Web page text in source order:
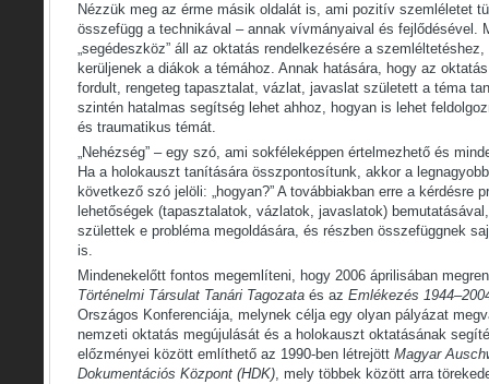
Nézzük meg az érme másik oldalát is, ami pozitív szemléletet
összefügg a technikával – annak vívmányaival és fejlődésével.
„segédeszköz” áll az oktatás rendelkezésére a
kerüljenek a diákok a témához. Annak hatására, hogy az
fordult, rengeteg tapasztalat, vázlat, javaslat született a téma
szintén hatalmas segítség lehet ahhoz, hogyan is lehet
és traumatikus témát.
„Nehézség” – egy szó, ami sokféleképpen értelmezhető és
Ha a holokauszt tanítására összpontosítunk, akkor a
következő szó jelöli: „hogyan?” A továbbiakban erre a kérdésre
lehetőségek (tapasztalatok, vázlatok, javaslatok)
születtek e probléma megoldására, és részben összefüggnek
is.
Mindenekelőtt fontos megemlíteni, hogy 2006 áprilisában
Történelmi Társulat Tanári Tagozata és az Emlékezés
Országos Konferenciája, melynek célja egy olyan pályázat
nemzeti oktatás megújulását és a holokauszt oktatásának
előzményei között említhető az 1990-ben létrejött Magyar
Dokumentációs Központ (HDK), mely többek között arra